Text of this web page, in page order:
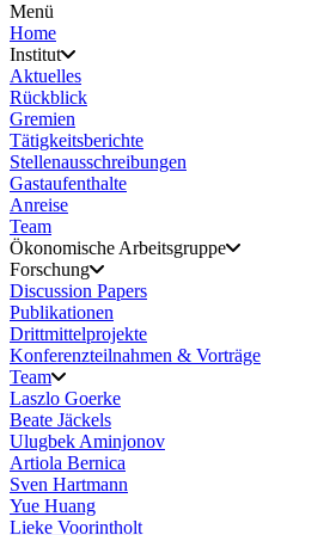
Menü
Home
Institut
Aktuelles
Rückblick
Gremien
Tätigkeitsberichte
Stellenausschreibungen
Gastaufenthalte
Anreise
Team
Ökonomische Arbeitsgruppe
Forschung
Discussion Papers
Publikationen
Drittmittelprojekte
Konferenzteilnahmen & Vorträge
Team
Laszlo Goerke
Beate Jäckels
Ulugbek Aminjonov
Artiola Bernica
Sven Hartmann
Yue Huang
Lieke Voorintholt